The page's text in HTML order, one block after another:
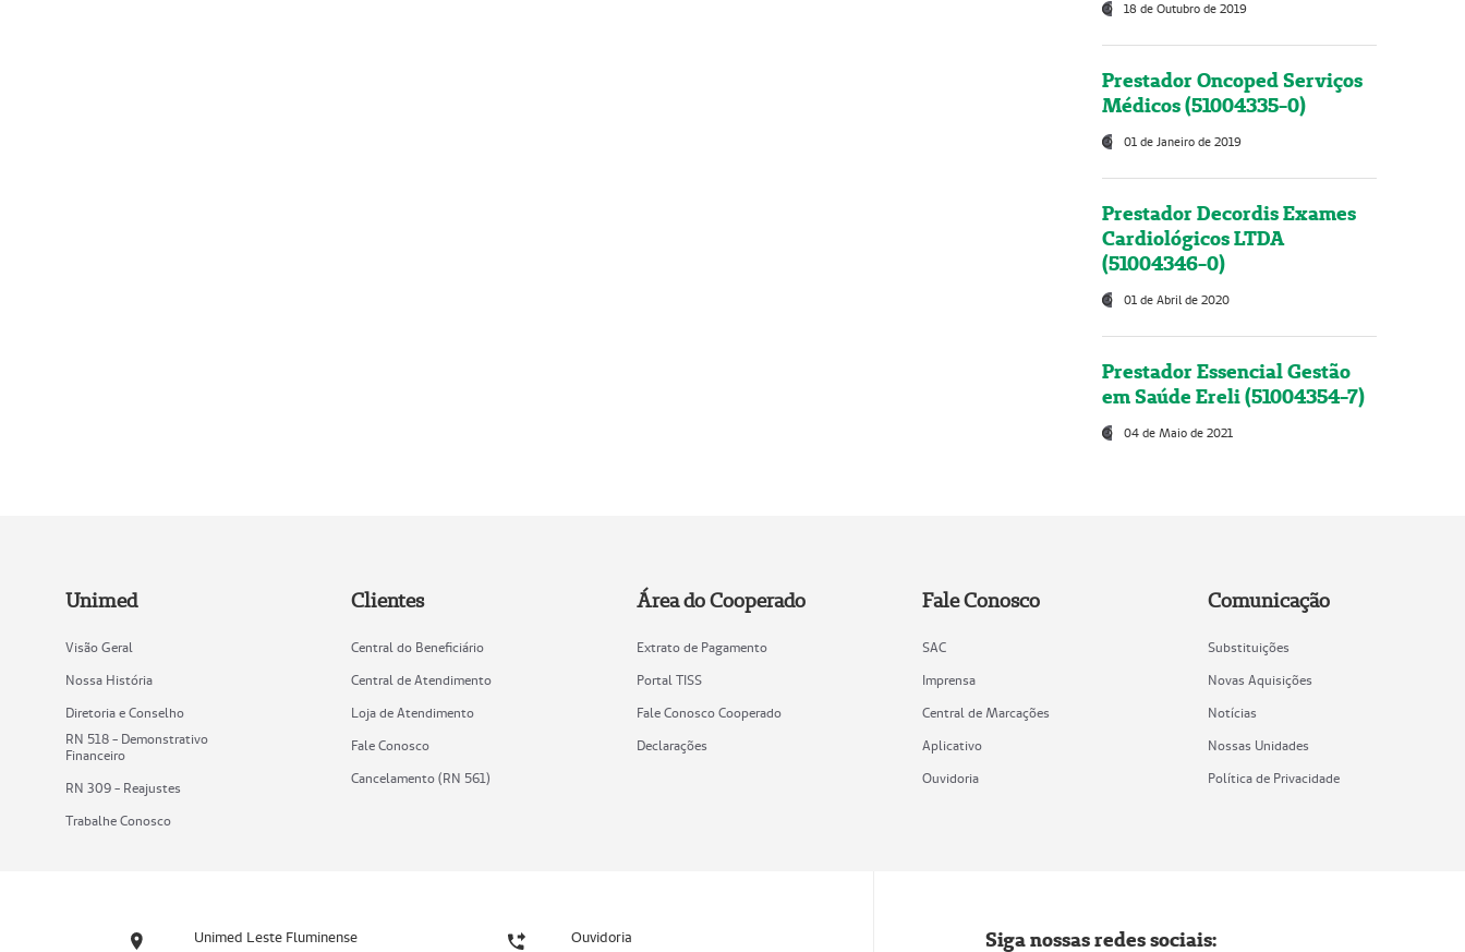
18 de Outubro de 2019
Prestador Oncoped Serviços
Médicos (51004335-0)
01 de Janeiro de 2019
Prestador Decordis Exames
Cardiológicos LTDA
(51004346-0)
01 de Abril de 2020
Prestador Essencial Gestão
em Saúde Ereli (51004354-7)
04 de Maio de 2021
Unimed
Visão Geral
Nossa História
Diretoria e Conselho
RN 518 - Demonstrativo
Financeiro
RN 309 - Reajustes
Trabalhe Conosco
Clientes
Central do Beneficiário
Central de Atendimento
Loja de Atendimento
Fale Conosco
Cancelamento (RN 561)
Área do Cooperado
Extrato de Pagamento
Portal TISS
Fale Conosco Cooperado
Declarações
Fale Conosco
SAC
Imprensa
Central de Marcações
Aplicativo
Ouvidoria
Comunicação
Substituições
Novas Aquisições
Notícias
Nossas Unidades
Política de Privacidade
Unimed Leste Fluminense Ouvidoria Siga nossas redes sociais: